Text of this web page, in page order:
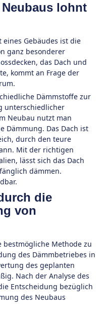
lohnt
Gebäudes ist die
ganz besonderer
das Dach und
kommt an Frage der
Dämmstoffe zur
unterschiedlicher
Neubau nutzt man
Dämmung. Das Dach ist
durch den teure
Mit der richtigen
lässt sich das Dach
dämmen.
die
von
Methode zu
des Dämmbetriebes in
des geplanten
Nach der Analyse des
Entscheidung bezüglich
des Neubaus